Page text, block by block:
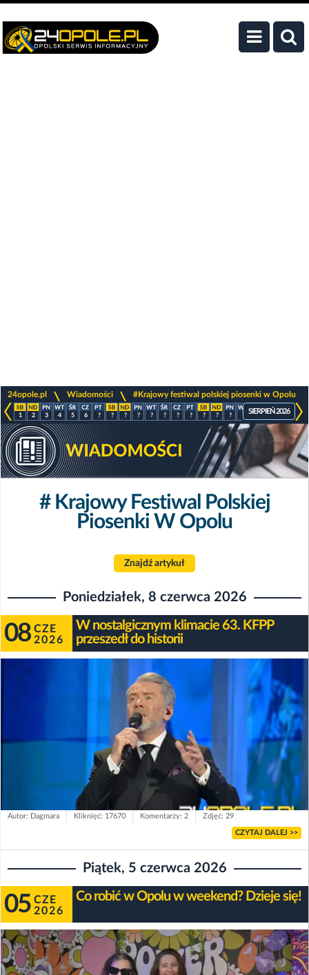
24opole.pl Wiadomości #Krajowy festiwal polskiej piosenki w Opolu
1 2 3 4 5 6 ? ? ? ? ? ? ? ? ? ? ? ? ? ? ?
SIERPIEŃ 2026
# Krajowy Festiwal Polskiej
Piosenki W Opolu
Znajdź artykuł
Poniedziałek, 8 czerwca 2026
08 CZE
2026
W nostalgicznym klimacie 63. KFPP
przeszedł do historii
Autor: Dagmara Kliknięć: 17670 Komentarzy: 2 Zdjęć: 29
CZYTAJ DALEJ >>
Piątek, 5 czerwca 2026
05 CZE
2026
Co robić w Opolu w weekend? Dzieje się!